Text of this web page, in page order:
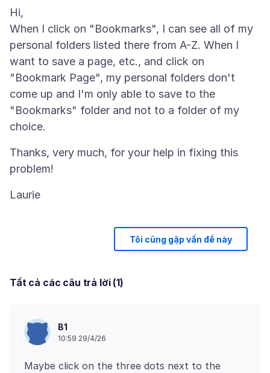
Hi,
When I click on "Bookmarks", I can see all of my
personal folders listed there from A-Z. When I
want to save a page, etc., and click on
"Bookmark Page", my personal folders don't
come up and I'm only able to save to the
"Bookmarks" folder and not to a folder of my
Thanks, very much, for your help in fixing this
Tôi cũng gặp vấn đề này
Tất cả các câu trả lời (1)
B1
10:59 29/4/26
Maybe click on the three dots next to the